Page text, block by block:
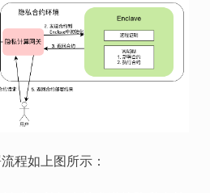
程如上图所示：